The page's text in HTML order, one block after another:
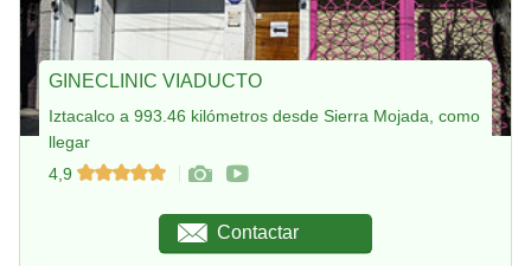
GINECLINIC VIADUCTO
Iztacalco a 993.46 kilómetros desde Sierra Mojada, como
llegar
4,9
Contactar